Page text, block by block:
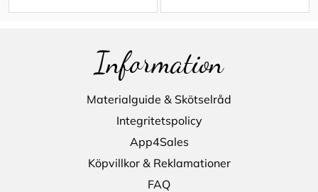
Information
Materialguide & Skötselråd
Integritetspolicy
App4Sales
Köpvillkor & Reklamationer
FAQ